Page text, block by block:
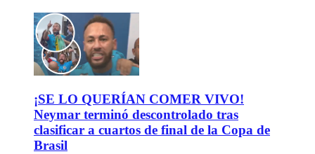
¡SE LO QUERÍAN COMER VIVO!
Neymar terminó descontrolado tras
clasificar a cuartos de final de la Copa de
Brasil